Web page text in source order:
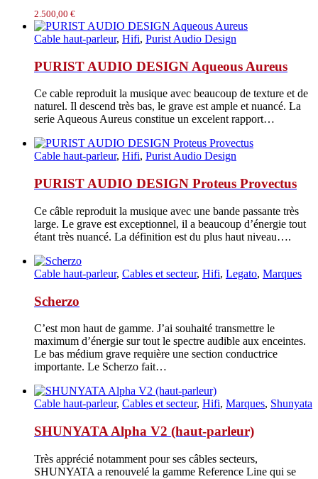
2.500,00 €
Cable haut-parleur, Hifi, Purist Audio Design
PURIST AUDIO DESIGN Aqueous Aureus
Ce cable reproduit la musique avec beaucoup de texture et de
naturel. Il descend très bas, le grave est ample et nuancé. La
serie Aqueous Aureus constitue un excelent rapport…
Cable haut-parleur, Hifi, Purist Audio Design
PURIST AUDIO DESIGN Proteus Provectus
Ce câble reproduit la musique avec une bande passante très
large. Le grave est exceptionnel, il a beaucoup d’énergie tout
étant très nuancé. La définition est du plus haut niveau….
Cable haut-parleur, Cables et secteur, Hifi, Legato, Marques
Scherzo
C’est mon haut de gamme. J’ai souhaité transmettre le
maximum d’énergie sur tout le spectre audible aux enceintes.
Le bas médium grave requière une section conductrice
importante. Le Scherzo fait…
Cable haut-parleur, Cables et secteur, Hifi, Marques, Shunyata
SHUNYATA Alpha V2 (haut-parleur)
Très apprécié notamment pour ses câbles secteurs,
SHUNYATA a renouvelé la gamme Reference Line qui se